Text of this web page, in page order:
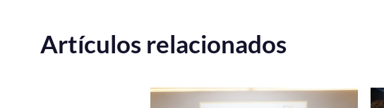
Artículos relacionados